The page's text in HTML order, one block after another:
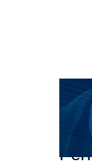
CAPA
BASES
Capa